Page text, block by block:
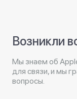
Возникли
Мы знаем об
для связи, и мы
вопросы.